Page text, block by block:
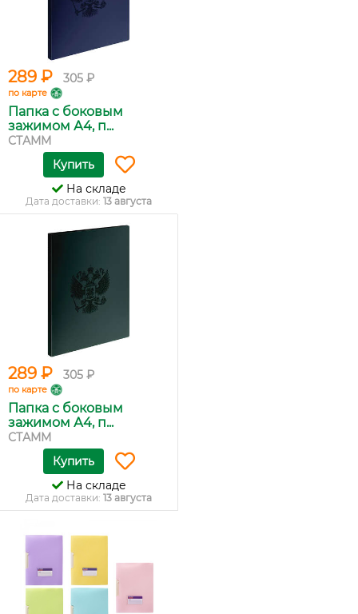
289 ₽ 305 ₽
по карте
Папка с боковым
зажимом А4, п...
СТАММ
Купить
На складе
Дата доставки: 13 августа
289 ₽ 305 ₽
по карте
Папка с боковым
зажимом А4, п...
СТАММ
Купить
На складе
Дата доставки: 13 августа